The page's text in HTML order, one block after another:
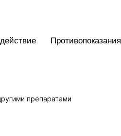
Противопоказания
препаратами